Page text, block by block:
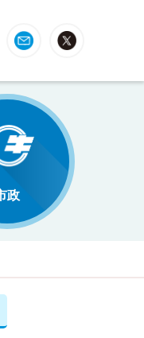
LINE Mail
政